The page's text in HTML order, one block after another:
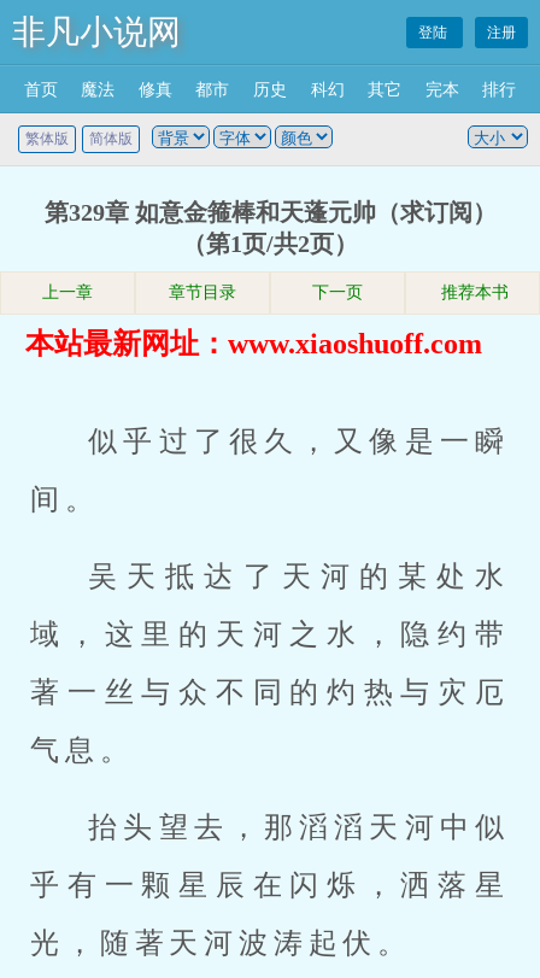
非凡小说网 登陆 注册
首页 魔法 修真 都市 历史 科幻 其它 完本 排行
繁体版 简体版
第329章 如意金箍棒和天蓬元帅（求订阅）
（第1页/共2页）
上一章 章节目录 下一页 推荐本书
本站最新网址：www.xiaoshuoff.com
似乎过了很久，又像是一瞬
间。
吴天抵达了天河的某处水
域，这里的天河之水，隐约带
著一丝与众不同的灼热与灾厄
气息。
抬头望去，那滔滔天河中似
乎有一颗星辰在闪烁，洒落星
光，随著天河波涛起伏。